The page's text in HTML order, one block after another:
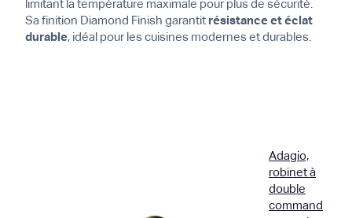
limitant la température maximale pour plus de sécurité.
Sa finition Diamond Finish garantit résistance et éclat
durable, idéal pour les cuisines modernes et durables.
Adagio,
robinet à
double
command